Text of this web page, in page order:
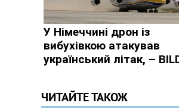
ЧИТАЙТЕ ТАКОЖ